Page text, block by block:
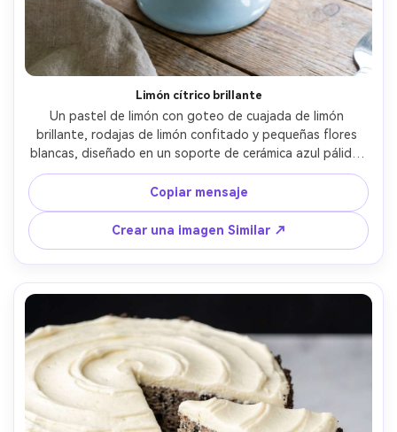
Limón cítrico brillante
Un pastel de limón con goteo de cuajada de limón
brillante, rodajas de limón confitado y pequeñas flores
blancas, diseñado en un soporte de cerámica azul pálido,
luz del día brillante y aireada con reflejos suaves, tomado
en Fujifilm X-T5, lente de 56 mm, f/2.0, composición limpia,
brillo cítrico ultrarrealista y textura de glaseado-AR 4:5
Copiar mensaje
Crear una imagen Similar ↗